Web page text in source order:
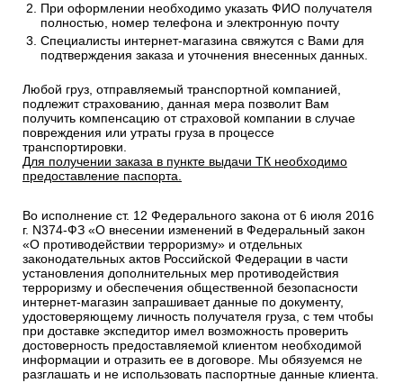
При оформлении необходимо указать ФИО получателя
полностью, номер телефона и электронную почту
Специалисты интернет-магазина свяжутся с Вами для
подтверждения заказа и уточнения внесенных данных.
Любой груз, отправляемый транспортной компанией,
подлежит страхованию, данная мера позволит Вам
получить компенсацию от страховой компании в случае
повреждения или утраты груза в процессе
транспортировки.
Для получении заказа в пункте выдачи ТК необходимо
предоставление паспорта.
Во исполнение ст. 12 Федерального закона от 6 июля 2016
г. N374-ФЗ «О внесении изменений в Федеральный закон
«О противодействии терроризму» и отдельных
законодательных актов Российской Федерации в части
установления дополнительных мер противодействия
терроризму и обеспечения общественной безопасности
интернет-магазин запрашивает данные по документу,
удостоверяющему личность получателя груза, с тем чтобы
при доставке экспедитор имел возможность проверить
достоверность предоставляемой клиентом необходимой
информации и отразить ее в договоре. Мы обязуемся не
разглашать и не использовать паспортные данные клиента.